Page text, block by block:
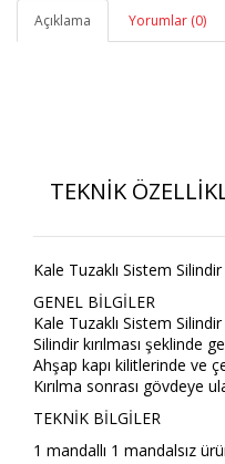
Açıklama Yorumlar (0)
TEKNİK
Kale Tuzaklı Sistem
GENEL BİLGİLER
Kale Tuzaklı Sistem
Silindir kırılması şeklinde
Ahşap kapı kilitlerinde ve
Kırılma sonrası gövdeye
TEKNİK BİLGİLER
1 mandallı 1 mandalsız